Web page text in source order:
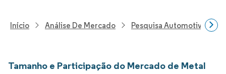
Início Análise De Mercado Pesquisa Automotiva
Tamanho e Participação do Mercado de Metal